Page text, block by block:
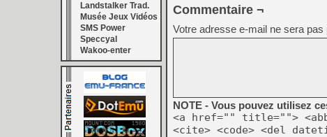
Landstalker Trad.
Musée Jeux Vidéos
SMS Power
Speccyal
Wakoo-enter
Commentaire ¬
Votre adresse e-mail ne sera pas
NOTE - Vous pouvez utilisez
<a href="" title="">
<cite> <code> <del